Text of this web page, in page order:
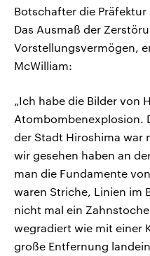
Botschafter die
Das Ausmaß der
Vorstellungsvermögen,
McWilliam:
„Ich habe die Bilder von
Atombombenexplosion.
der Stadt Hiroshima war
wir gesehen haben an
man die Fundamente
waren Striche, Linien im
nicht mal ein
wegradiert wie mit einer
große Entfernung